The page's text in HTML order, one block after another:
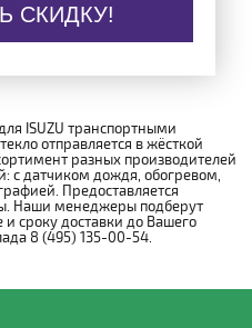
СКИДКУ!
ISUZU транспортными
отправляется в жёсткой
разных производителей
с датчиком дождя, обогревом,
Предоставляется
Наши менеджеры подберут
сроку доставки до Вашего
8 (495) 135-00-54.